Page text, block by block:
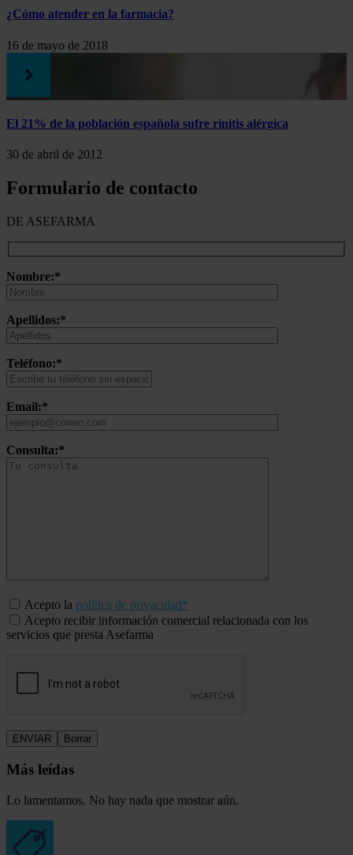
¿Cómo atender en la farmacia?
16 de mayo de 2018
El 21% de la población española sufre rinitis alérgica
30 de abril de 2012
Formulario de contacto
DE ASEFARMA
Nombre:*
Apellidos:*
Teléfono:*
Email:*
Consulta:*
Acepto la política de privacidad*
Acepto recibir información comercial relacionada con los
servicios que presta Asefarma
Más leídas
Lo lamentamos. No hay nada que mostrar aún.